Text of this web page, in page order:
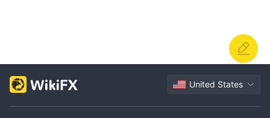
United States